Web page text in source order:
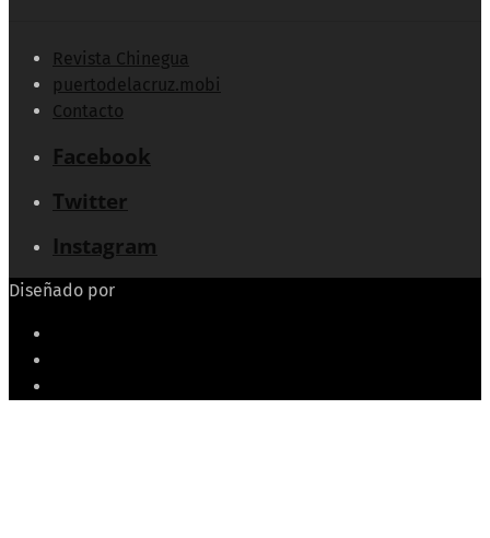
Revista Chinegua
puertodelacruz.mobi
Contacto
Facebook
Twitter
Instagram
Diseñado por